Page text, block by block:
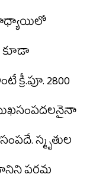
2800
సుఖసంపదలనైనా
స్మృతుల
పరమ